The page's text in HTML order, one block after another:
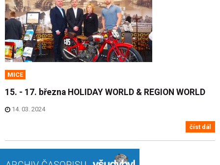
MICE
15. - 17. března HOLIDAY WORLD & REGION WORLD
14. 03. 2024
číst dál